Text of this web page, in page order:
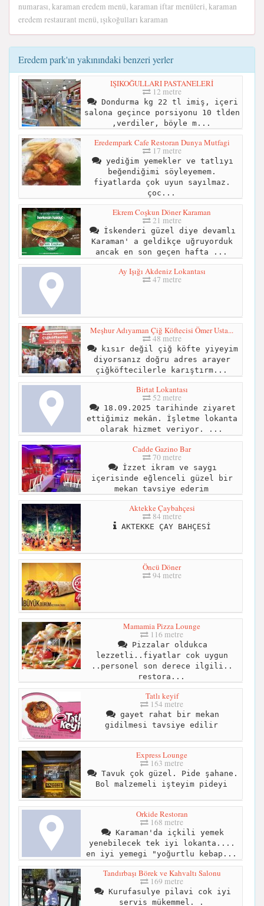
numarası, karaman eredem menü, karaman iftar menüleri, karaman
eredem restaurant menü, ışıkoğulları karaman
Eredem park'ın yakınındaki benzeri yerler
IŞIKOĞULLARI PASTANELERİ
12 metre
Dondurma kg 22 tl imiş, içeri
salona geçince porsiyonu 10 tlden
,verdiler, böyle m...
Eredempark Cafe Restoran Dunya Mutfagi
17 metre
yediğim yemekler ve tatlıyı
beğendiğimi söyleyemem.
fiyatlarda çok uyun sayılmaz.
çoc...
Ekrem Coşkun Döner Karaman
21 metre
İskenderi güzel diye devamlı
Karaman' a geldikçe uğruyorduk
ancak en son geçen hafta ...
Ay Işığı Akdeniz Lokantası
47 metre
Meşhur Adıyaman Çiğ Köftecisi Ömer Usta...
48 metre
kısır değil çiğ köfte yiyeyim
diyorsanız doğru adres arayer
çiğköftecilerle karıştırm...
Birtat Lokantası
52 metre
18.09.2025 tarihinde ziyaret
ettiğimiz mekân. İşletme lokanta
olarak hizmet veriyor. ...
Cadde Gazino Bar
70 metre
İzzet ikram ve saygı
içerisinde eğlenceli güzel bir
mekan tavsiye ederim
Aktekke Çaybahçesi
84 metre
AKTEKKE ÇAY BAHÇESİ
Öncü Döner
94 metre
Mamamia Pizza Lounge
116 metre
Pizzalar oldukca
lezzetli..fiyatlar cok uygun
..personel son derece ilgili..
restora...
Tatlı keyif
154 metre
gayet rahat bir mekan
gidilmesi tavsiye edilir
Express Lounge
163 metre
Tavuk çok güzel. Pide şahane.
Bol malzemeli işteyim pideyi
Orkide Restoran
168 metre
Karaman'da içkili yemek
yenebilecek tek iyi lokanta....
en iyi yemegi "yoğurtlu kebap...
Tandırbaşı Börek ve Kahvaltı Salonu
169 metre
Kurufasulye pilavi cok iyi
servis mükemmel. .